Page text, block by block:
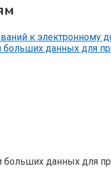
к электронному
больших данных для